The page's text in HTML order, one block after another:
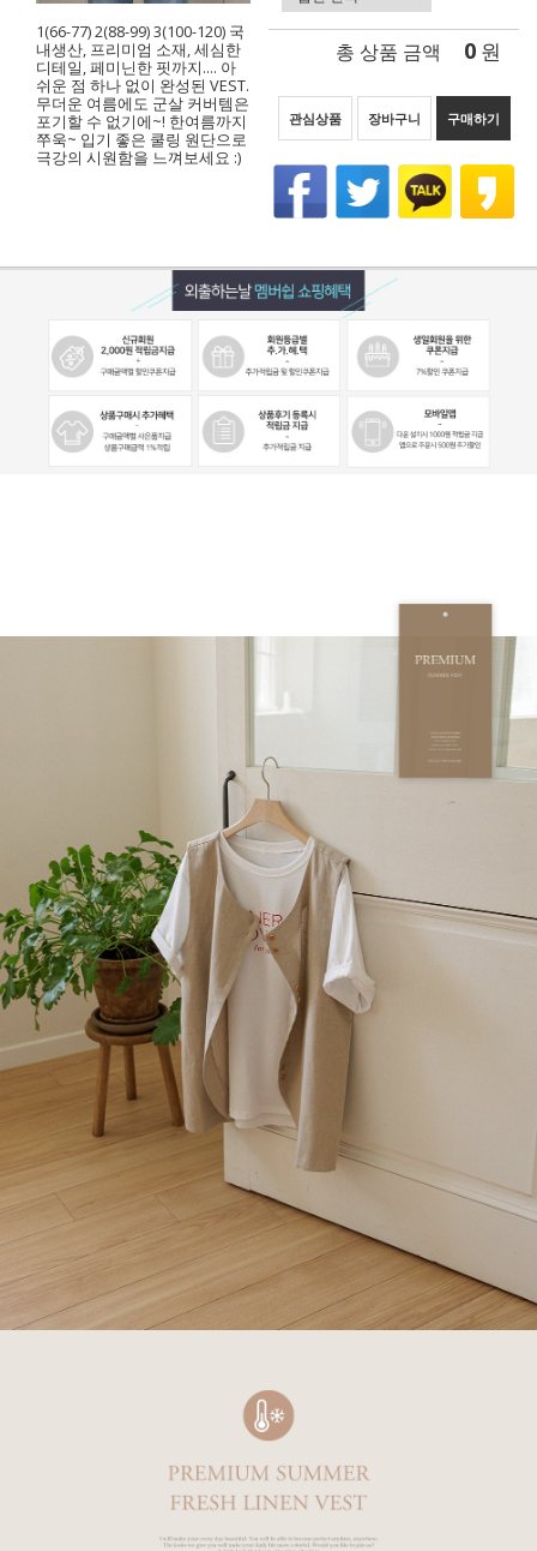
1(66-77) 2(88-99) 3(100-120) 국
내생산, 프리미엄 소재, 세심한
디테일, 페미닌한 핏까지…. 아
쉬운 점 하나 없이 완성된 VEST.
무더운 여름에도 군살 커버템은
포기할 수 없기에~! 한여름까지
쭈욱~ 입기 좋은 쿨링 원단으로
극강의 시원함을 느껴보세요 :)
총 상품 금액 0 원
관심상품 장바구니 구매하기